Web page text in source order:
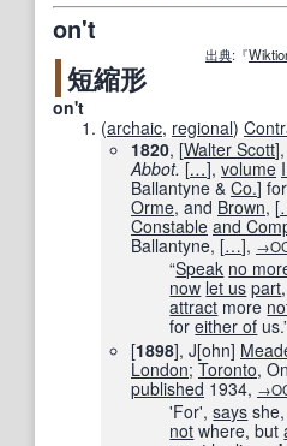
on't
出典:『
短縮形
on't
(archaic, regional)
1820, [Walter Scott],
Abbot. […], volume
Ballantyne & Co.] for
Orme, and Brown, [
Constable and
Ballantyne, […],
“Speak no
now let us part
attract more
foreither of
[1898], J[ohn]
London; Toronto,
published 1934,
'For',says
not where, but